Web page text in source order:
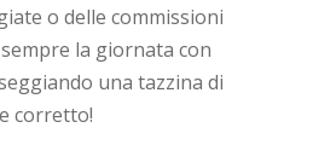
o delle commissioni
la giornata con
una tazzina di
corretto!